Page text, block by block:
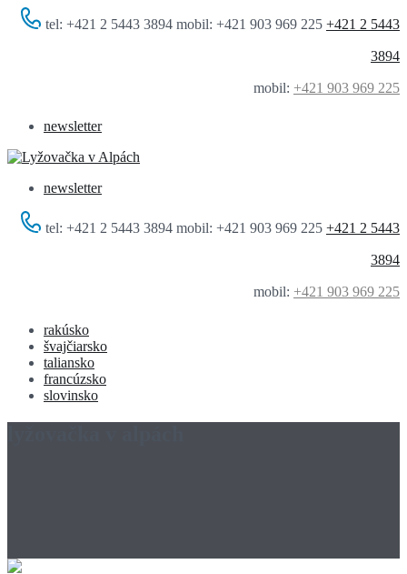
tel: +421 2 5443 3894 mobil: +421 903 969 225 +421 2 5443
3894
mobil: +421 903 969 225
newsletter
newsletter
tel: +421 2 5443 3894 mobil: +421 903 969 225 +421 2 5443
3894
mobil: +421 903 969 225
rakúsko
švajčiarsko
taliansko
francúzsko
slovinsko